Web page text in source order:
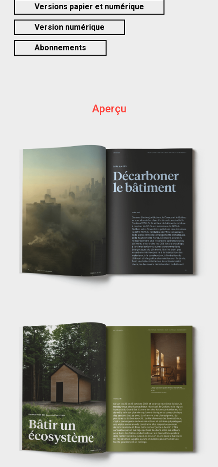
Versions papier et numérique
Version numérique
Abonnements
Aperçu